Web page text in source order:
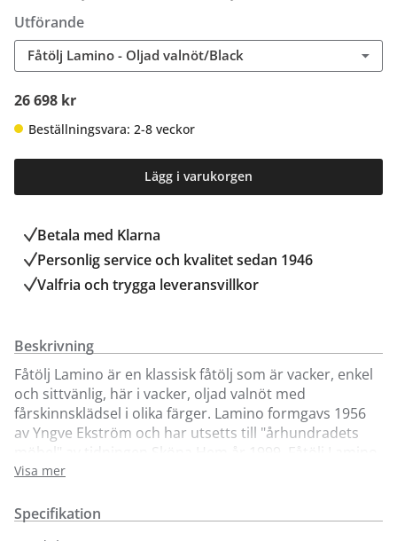
Utförande
Fåtölj Lamino - Oljad valnöt/Black
26 698 kr
Beställningsvara: 2-8 veckor
Lägg i varukorgen
Betala med Klarna
Personlig service och kvalitet sedan 1946
Valfria och trygga leveransvillkor
Beskrivning
Fåtölj Lamino är en klassisk fåtölj som är vacker, enkel
och sittvänlig, här i vacker, oljad valnöt med
fårskinnsklädsel i olika färger. Lamino formgavs 1956
av Yngve Ekström och har utsetts till "århundradets
möbel" av tidningen Sköna Hem år 1999. Fåtölj Lamino
är tillverkad i skiktlimmad och formpressad fanér av
online). Välj mellan flera olika fina färger av
Visa mer
Specifikation